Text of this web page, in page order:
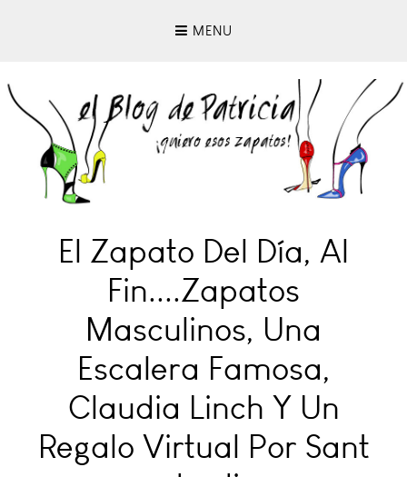
MENU
El Zapato Del Día, Al
Fin....zapatos
Masculinos, Una
Escalera Famosa,
Claudia Linch Y Un
Regalo Virtual Por Sant